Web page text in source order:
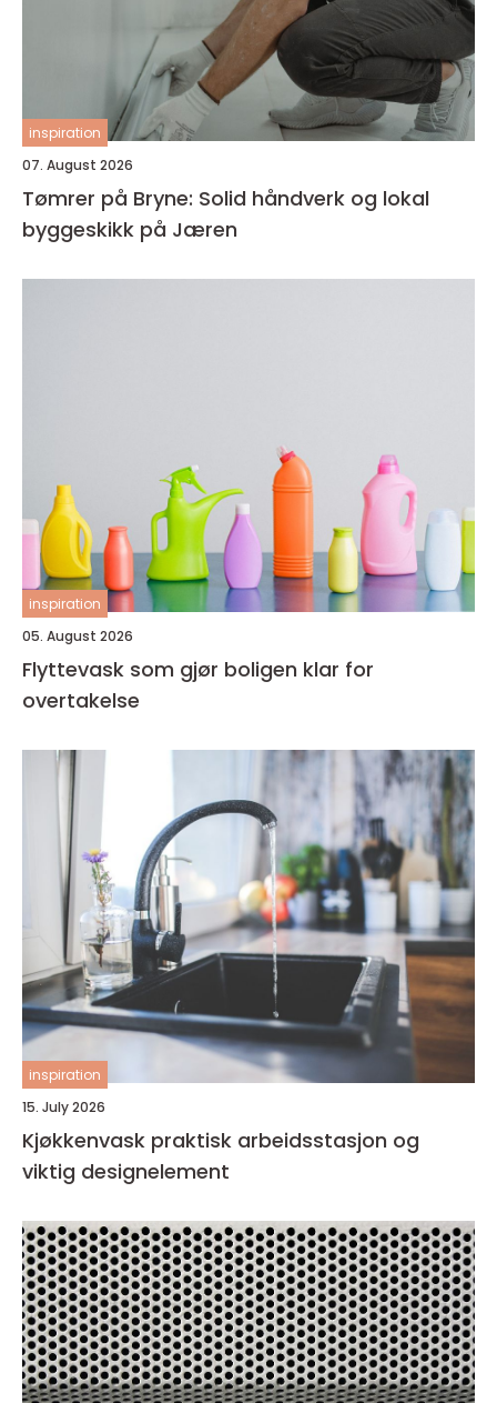
inspiration
07. August 2026
Tømrer på Bryne: Solid håndverk og lokal
byggeskikk på Jæren
inspiration
05. August 2026
Flyttevask som gjør boligen klar for
overtakelse
inspiration
15. July 2026
Kjøkkenvask praktisk arbeidsstasjon og
viktig designelement